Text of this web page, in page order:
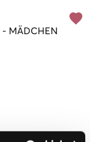
- MÄDCHEN